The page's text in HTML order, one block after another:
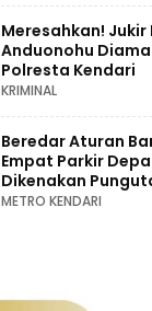
Meresahkan! Jukir
Anduonohu
Polresta Kendari
KRIMINAL
Beredar Aturan
Empat Parkir
Dikenakan
METRO KENDARI